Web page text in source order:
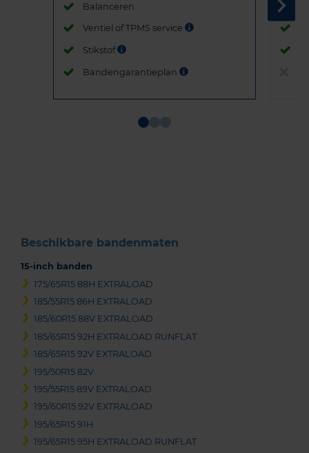
Balanceren
Ventiel of TPMS service
Stikstof
Bandengarantieplan
Beschikbare bandenmaten
15-inch banden
175/65R15 88H EXTRALOAD
185/55R15 86H EXTRALOAD
185/60R15 88V EXTRALOAD
185/65R15 92H EXTRALOAD RUNFLAT
185/65R15 92V EXTRALOAD
195/50R15 82V
195/55R15 89V EXTRALOAD
195/60R15 92V EXTRALOAD
195/65R15 91H
195/65R15 95H EXTRALOAD RUNFLAT